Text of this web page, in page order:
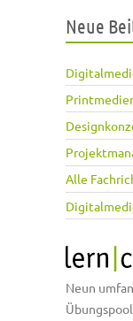
Neue
Alle
Neun